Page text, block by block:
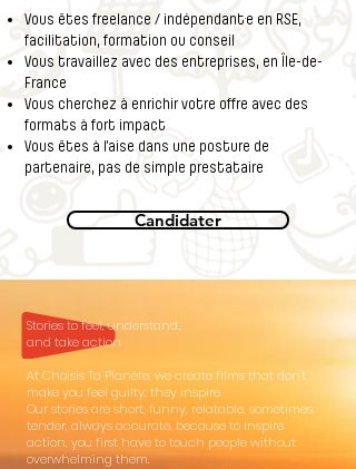
Vous êtes freelance / indépendant·e en RSE,
facilitation, formation ou conseil
Vous travaillez avec des entreprises, en Île-de-
France
Vous cherchez à enrichir votre offre avec des
formats à fort impact
Vous êtes à l’aise dans une posture de
partenaire, pas de simple prestataire
Candidater
Stories to feel, understand...
and take action
At Choisis Ta Planète, we create films that don't
make you feel guilty: they inspire.
Our stories are short, funny, relatable, sometimes
tender, always accurate, because to inspire
action, you first have to touch people without
overwhelming them.